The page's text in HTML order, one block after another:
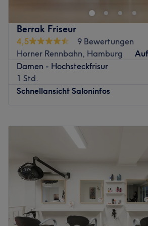
Sie sich vom professionellen und gut
Mitarbeiterteam bei K2 Friseure einen
Haarschnitt verpassen. Das Team von
sich auf Ihren Besuch!
Zurück zur
Berrak Friseur
4,5
9 Bewertungen
Horner Rennbahn, Hamburg
Damen - Hochsteckfrisur
1 Std.
Schnellansicht Saloninfos
Donnerstag
Freitag
Samstag
Sonntag
BeiBerrak Friseurstehen Sie und Ihr